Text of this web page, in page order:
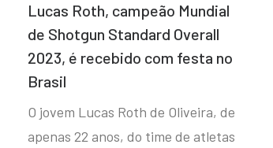
Lucas Roth, campeão Mundial
de Shotgun Standard Overall
2023, é recebido com festa no
Brasil
O jovem Lucas Roth de Oliveira, de
apenas 22 anos, do time de atletas